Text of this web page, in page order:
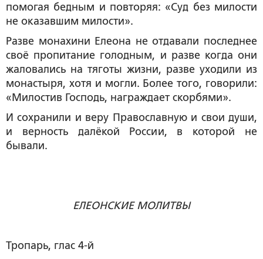
помогая бедным и повторяя: «Суд без милости
не оказавшим милости».
Разве монахини Елеона не отдавали последнее
своё пропитание голодным, и разве когда они
жаловались на тяготы жизни, разве уходили из
монастыря, хотя и могли. Более того, говорили:
«Милостив Господь, награждает скорбями».
И сохранили и веру Православную и свои души,
и верность далёкой России, в которой не
бывали.
ЕЛЕОНСКИЕ МОЛИТВЫ
Тропарь, глас 4-й